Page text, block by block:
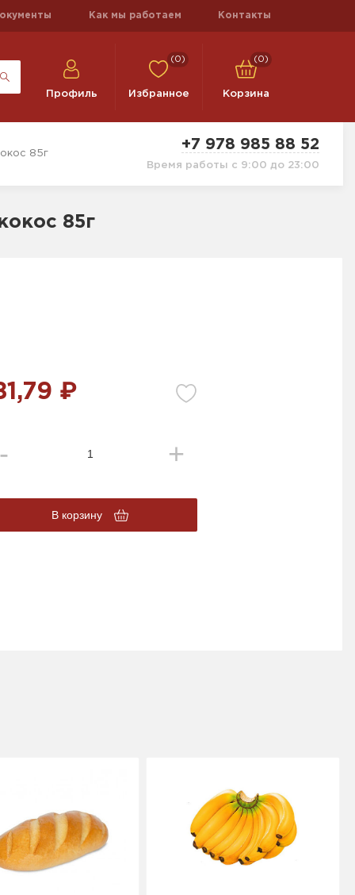
Как мы работаем Контакты
Профиль
(0)
Избранное
(0)
Корзина
85г
+7 978 985 88 52
Время работы с 9:00 до 23:00
85г
₽
В корзину